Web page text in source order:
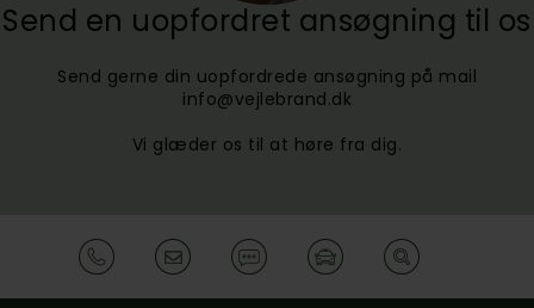
Send en uopfordret ansøgning til os
Send gerne din uopfordrede ansøgning på mail
info@vejlebrand.dk
Vi glæder os til at høre fra dig.